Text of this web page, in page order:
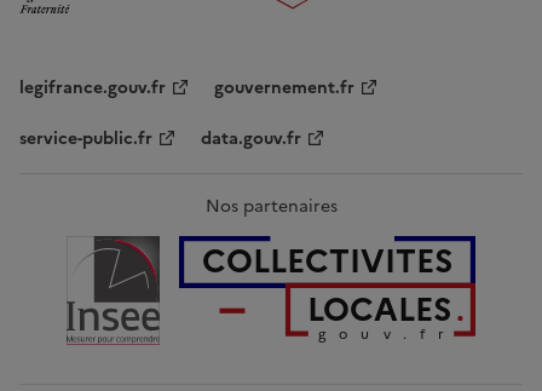
legifrance.gouv.fr
gouvernement.fr
service-public.fr
data.gouv.fr
Nos partenaires
COLLECTIVITES
LOCALES
gouv.fr